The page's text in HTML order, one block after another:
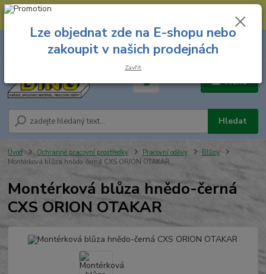
--- Spojovací materiál: 774 431 045 --- Prodejna nářadí: 731 449 423 --
Menu
Hledat
8.00 hod. - 16.00 hod.
za
Úvod Ochranné pracovní prostředky Pracovní oděvy
Blůzy
Montérková blůza hnědo-černá CXS ORION OTAKAR
Montérková blůza hnědo-černá
CXS ORION OTAKAR
Lze objednat zde na E-shopu nebo
zakoupit v našich prodejnách
Zavřít